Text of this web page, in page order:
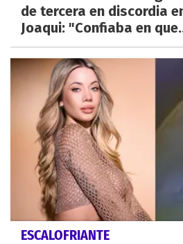
de tercera en discordia
Joaqui: "Confiaba en
ESCALOFRIANTE